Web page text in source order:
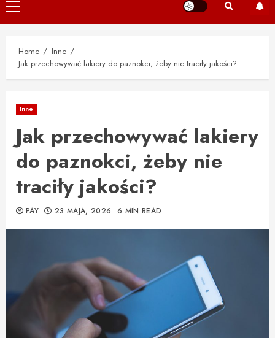
Primary
Menu
Home
Inne
Jak przechowywać lakiery do paznokci, żeby nie traciły jakości?
Inne
Jak przechowywać lakiery
do paznokci, żeby nie
traciły jakości?
PAY 23 MAJA, 2026 6 MIN READ